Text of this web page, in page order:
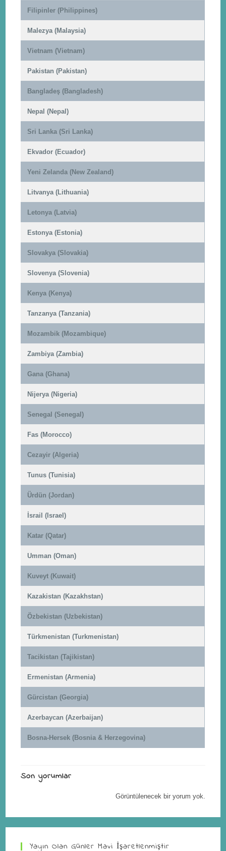
Filipinler (Philippines)
Malezya (Malaysia)
Vietnam (Vietnam)
Pakistan (Pakistan)
Bangladeş (Bangladesh)
Nepal (Nepal)
Sri Lanka (Sri Lanka)
Ekvador (Ecuador)
Yeni Zelanda (New Zealand)
Litvanya (Lithuania)
Letonya (Latvia)
Estonya (Estonia)
Slovakya (Slovakia)
Slovenya (Slovenia)
Kenya (Kenya)
Tanzanya (Tanzania)
Mozambik (Mozambique)
Zambiya (Zambia)
Gana (Ghana)
Nijerya (Nigeria)
Senegal (Senegal)
Fas (Morocco)
Cezayir (Algeria)
Tunus (Tunisia)
Ürdün (Jordan)
İsrail (Israel)
Katar (Qatar)
Umman (Oman)
Kuveyt (Kuwait)
Kazakistan (Kazakhstan)
Özbekistan (Uzbekistan)
Türkmenistan (Turkmenistan)
Tacikistan (Tajikistan)
Ermenistan (Armenia)
Gürcistan (Georgia)
Azerbaycan (Azerbaijan)
Bosna-Hersek (Bosnia & Herzegovina)
Son yorumlar
Görüntülenecek bir yorum yok.
Yayın Olan Günler Mavi İşaretlenmiştir